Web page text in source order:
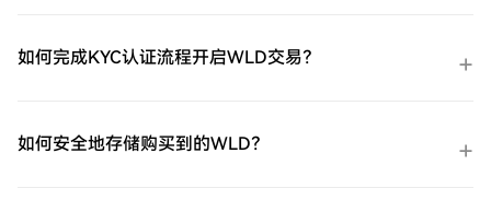
如何完成KYC认证流程开启WLD交易？
如何安全地存储购买到的WLD？